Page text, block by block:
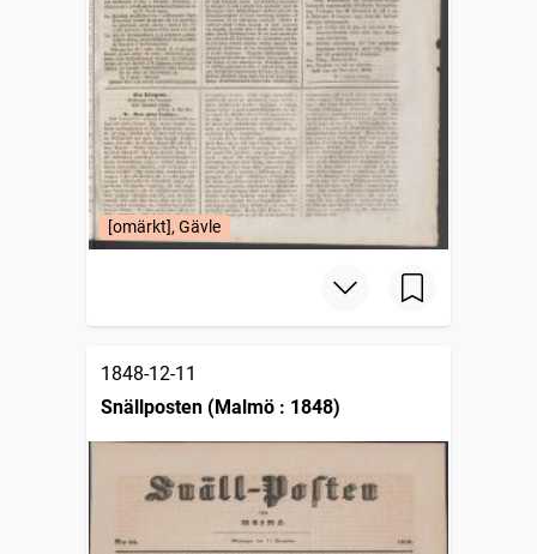
[omärkt], Gävle
1848-12-11
Snällposten (Malmö : 1848)